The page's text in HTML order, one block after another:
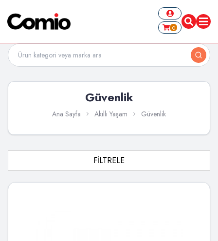
0
Güvenlik
Ana Sayfa Akıllı Yaşam Güvenlik
FİLTRELE